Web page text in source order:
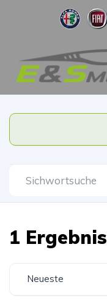
1 Ergebnis
Neueste